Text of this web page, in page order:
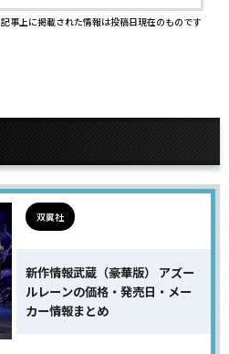
記事上に掲載された情報は投稿日現在のものです
双翼社
新作情報武蔵（豪華版） アズー
ルレーンの価格・発売日・メー
カー情報まとめ